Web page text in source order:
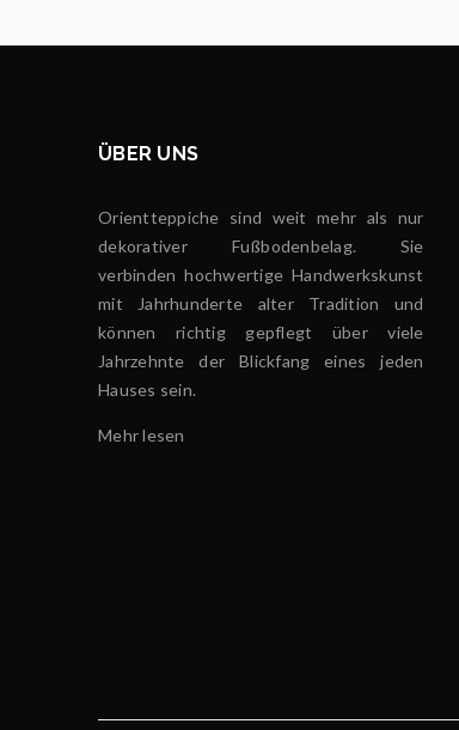
ÜBER UNS
Orientteppiche sind weit mehr als nur
dekorativer Fußbodenbelag. Sie
verbinden hochwertige Handwerkskunst
mit Jahrhunderte alter Tradition und
können richtig gepflegt über viele
Jahrzehnte der Blickfang eines jeden
Hauses sein.
Mehr lesen